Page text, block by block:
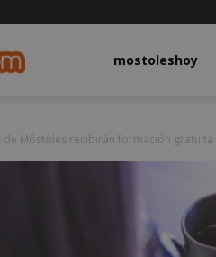
mostoleshoy.commostoleshoy
de Móstoles recibirán formación